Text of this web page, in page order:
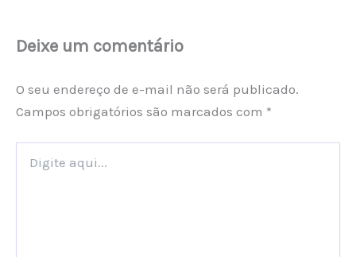
Deixe um comentário
O seu endereço de e-mail não será publicado.
Campos obrigatórios são marcados com *
aqui...